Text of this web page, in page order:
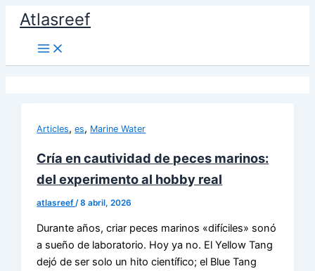
contenido
Atlasreef
Articles,es, Marine Water
Cría en cautividad de peces marinos:
del experimento al hobby real
atlasreef/8 abril, 2026
Durante años, criar peces marinos «difíciles» sonó
a sueño de laboratorio. Hoy ya no. El Yellow Tang
dejó de ser solo un hito científico; el Blue Tang